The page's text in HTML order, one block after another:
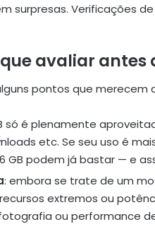
surpresas. Verificações
avaliar
pontos que merecem
só é plenamente
etc. Se seu uso é
GB podem já bastar — e
: embora se trate de um
extremos ou
ou performance